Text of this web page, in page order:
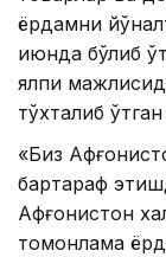
ёрдамни
июнда бўлиб
ялпи
тўхталиб
«Биз
бартараф
Афғонистон
томонлама